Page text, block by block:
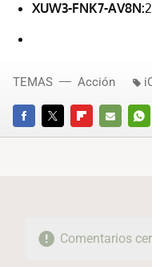
XUW3-FNK7-AV8N:
FACEBOOKTWITTERFLIPBOARD
E-
TEMAS Acción
Comentarios